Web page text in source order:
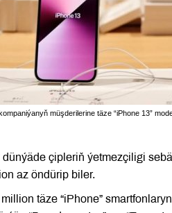
müşderilerine täze “iPhone 13”
dünýäde çipleriň ýetmezçiligi
az öndürip biler.
täze “iPhone”